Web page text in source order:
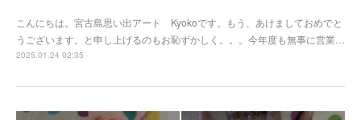
こんにちは。宮古島思い出アート Kyokoです。もう、あけましておめでと
うございます。と申し上げるのもお恥ずかしく。。。今年度も無事に営業…
2025.01.24 02:35